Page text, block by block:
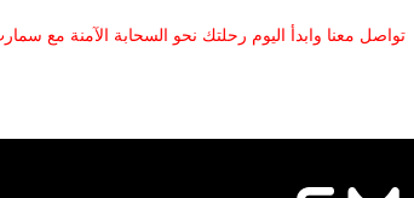
تواصل معنا وابدأ اليوم رحلتك نحو السحابة الآمنة مع